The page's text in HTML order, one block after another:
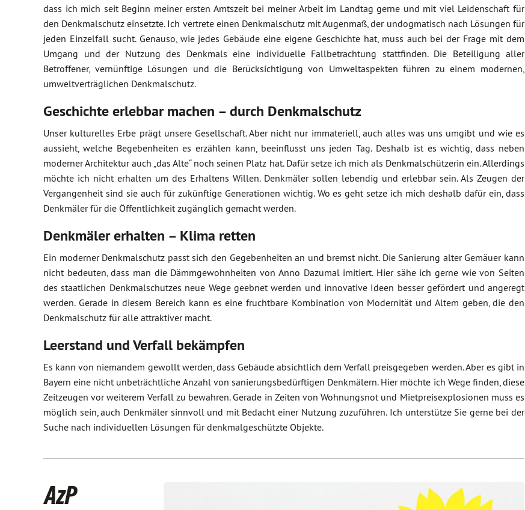
dass ich mich seit Beginn meiner ersten Amtszeit bei meiner Arbeit im Landtag gerne und mit viel Leidenschaft für
den Denkmalschutz einsetzte. Ich vertrete einen Denkmalschutz mit Augenmaß, der undogmatisch nach Lösungen für
jeden Einzelfall sucht. Genauso, wie jedes Gebäude eine eigene Geschichte hat, muss auch bei der Frage mit dem
Umgang und der Nutzung des Denkmals eine individuelle Fallbetrachtung stattfinden. Die Beteiligung aller
Betroffener, vernünftige Lösungen und die Berücksichtigung von Umweltaspekten führen zu einem modernen,
umweltverträglichen Denkmalschutz.
Geschichte erlebbar machen – durch Denkmalschutz
Unser kulturelles Erbe prägt unsere Gesellschaft. Aber nicht nur immateriell, auch alles was uns umgibt und wie es
aussieht, welche Begebenheiten es erzählen kann, beeinflusst uns jeden Tag. Deshalb ist es wichtig, dass neben
moderner Architektur auch „das Alte“ noch seinen Platz hat. Dafür setze ich mich als Denkmalschützerin ein. Allerdings
möchte ich nicht erhalten um des Erhaltens Willen. Denkmäler sollen lebendig und erlebbar sein. Als Zeugen der
Vergangenheit sind sie auch für zukünftige Generationen wichtig. Wo es geht setze ich mich deshalb dafür ein, dass
Denkmäler für die Öffentlichkeit zugänglich gemacht werden.
Denkmäler erhalten – Klima retten
Ein moderner Denkmalschutz passt sich den Gegebenheiten an und bremst nicht. Die Sanierung alter Gemäuer kann
nicht bedeuten, dass man die Dämmgewohnheiten von Anno Dazumal imitiert. Hier sähe ich gerne wie von Seiten
des staatlichen Denkmalschutzes neue Wege geebnet werden und innovative Ideen besser gefördert und angeregt
werden. Gerade in diesem Bereich kann es eine fruchtbare Kombination von Modernität und Altem geben, die den
Denkmalschutz für alle attraktiver macht.
Leerstand und Verfall bekämpfen
Es kann von niemandem gewollt werden, dass Gebäude absichtlich dem Verfall preisgegeben werden. Aber es gibt in
Bayern eine nicht unbeträchtliche Anzahl von sanierungsbedürftigen Denkmälern. Hier möchte ich Wege finden, diese
Zeitzeugen vor weiterem Verfall zu bewahren. Gerade in Zeiten von Wohnungsnot und Mietpreisexplosionen muss es
möglich sein, auch Denkmäler sinnvoll und mit Bedacht einer Nutzung zuzuführen. Ich unterstütze Sie gerne bei der
Suche nach individuellen Lösungen für denkmalgeschützte Objekte.
AzP